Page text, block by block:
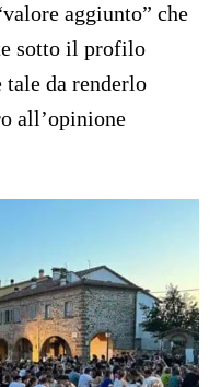
aggiunto” che
sotto il profilo
da renderlo
all’opinione